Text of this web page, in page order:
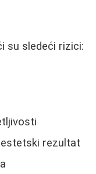
su sledeći rizici:
rezultat